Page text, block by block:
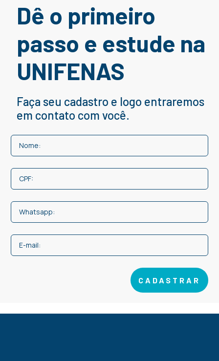
Dê o primeiro
passo e estude na
UNIFENAS
Faça seu cadastro e logo entraremos
em contato com você.
CADASTRAR